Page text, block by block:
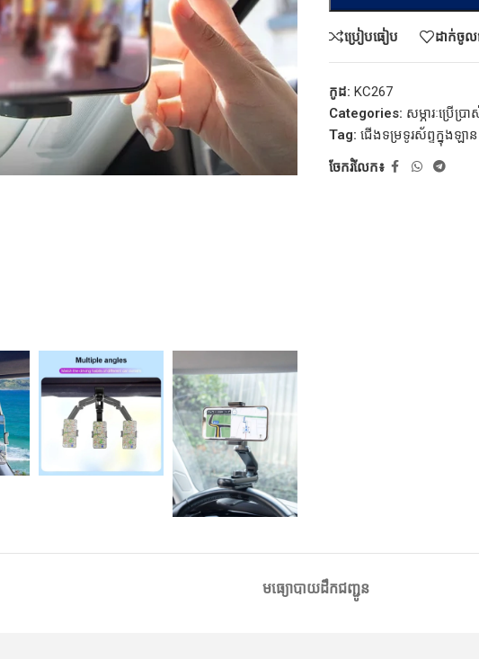
ប្រៀបធៀប ដាក់ចូ
កូដ: KC267
Categories: សម្ភារៈប្រើប្រ
Tag: ជើងទម្រទូរស័ព្ទក្នុងឡាន
ចែករំលែក៖
មធ្យោបាយដឹកជញ្ជូន